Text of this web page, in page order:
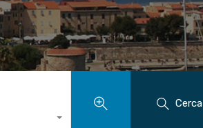
Cerca